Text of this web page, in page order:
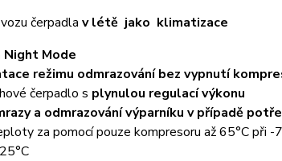
čerpadla v létě jako klimatizace
Night Mode
režimu odmrazování bez vypnutí
čerpadlo s plynulou regulací výkonu
a odmrazování výparníku v případě
za pomocí pouze kompresoru až 65°C při -